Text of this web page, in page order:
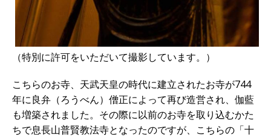
（特別に許可をいただいて撮影しています。）
こちらのお寺、天武天皇の時代に建立されたお寺が744
年に良弁（ろうべん）僧正によって再び造営され、伽藍
も増築されました。その際に以前のお寺を取り込むかた
ちで息長山普賢教法寺となったのですが、こちらの「十